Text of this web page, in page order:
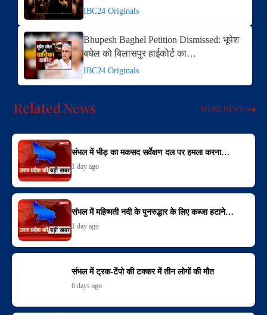
IBC24 Originals
Bhupesh Baghel Petition Dismissed: भूपेश
बघेल को बिलासपुर हाईकोर्ट का…
IBC24 Originals
Related News MORE NEWS
संभल में भीड़ का मकसद सर्वेक्षण दल पर हमला करना…
1 day ago
संभल में महिष्मती नदी के पुनरुद्धार के लिए कब्जा हटाने…
1 day ago
संभल में ट्रक-टेंपो की टक्कर में तीन लोगों की मौत
6 days ago